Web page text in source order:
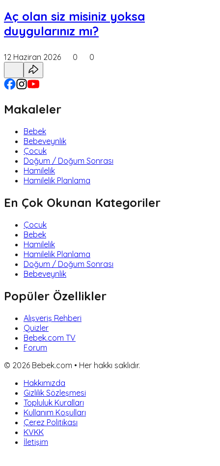
Aç olan siz misiniz yoksa
duygularınız mı?
12 Haziran 2026 0 0
Makaleler
Bebek
Bebeveynlik
Çocuk
Doğum / Doğum Sonrası
Hamilelik
Hamilelik Planlama
En Çok Okunan Kategoriler
Çocuk
Bebek
Hamilelik
Hamilelik Planlama
Doğum / Doğum Sonrası
Bebeveynlik
Popüler Özellikler
Alışveriş Rehberi
Quizler
Bebek.com TV
Forum
© 2026 Bebek.com • Her hakkı saklıdır.
Hakkımızda
Gizlilik Sözleşmesi
Topluluk Kuralları
Kullanım Koşulları
Çerez Politikası
KVKK
İletişim